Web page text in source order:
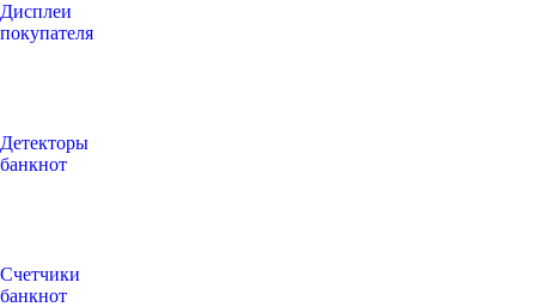
Дисплеи
покупателя
Детекторы
банкнот
Счетчики
банкнот